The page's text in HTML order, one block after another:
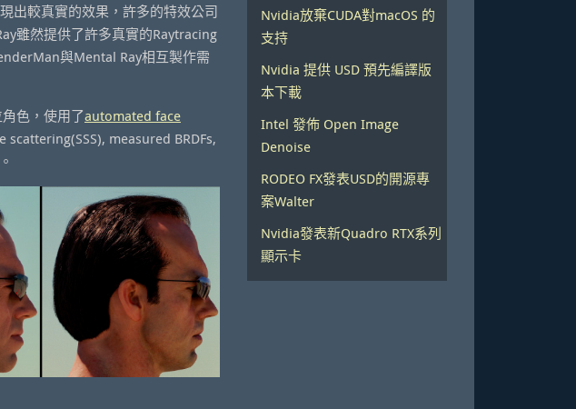
出較真實的效果，許多的特效公司
雖然提供了許多真實的Raytracing
與Mental Ray相互製作需
色，使用了automated face
scattering(SSS), measured BRDFs,
Nvidia放棄CUDA對macOS 的
支持
Nvidia 提供 USD 預先編譯版
本下載
Intel 發佈 Open Image
Denoise
RODEO FX發表USD的開源專
案Walter
Nvidia發表新Quadro RTX系列
顯示卡